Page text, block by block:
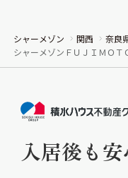
シャーメゾン 関西 奈良
シャーメゾンＦＵＪＩＭＯＴ
入居後も